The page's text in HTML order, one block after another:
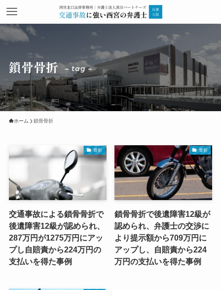
鎖骨骨折 – tag –
ホーム 鎖骨骨折
骨折
交通事故による鎖骨骨折で
後遺障害12級が認められ、
287万円が1275万円にアッ
プし自賠責から224万円の
支払いを得た事例
骨折
鎖骨骨折で後遺障害12級が
認められ、弁護士の交渉に
より提示額から709万円に
アップし、自賠責から224
万円の支払いを得た事例